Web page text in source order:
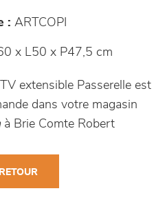
: ARTCOPI
x L50 x P47,5 cm
extensible Passerelle est
dans votre magasin
à Brie Comte Robert
RETOUR